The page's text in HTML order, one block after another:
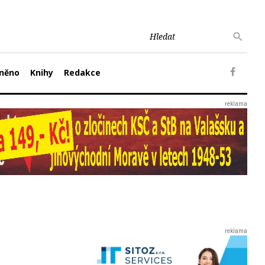
Knihy Redakce